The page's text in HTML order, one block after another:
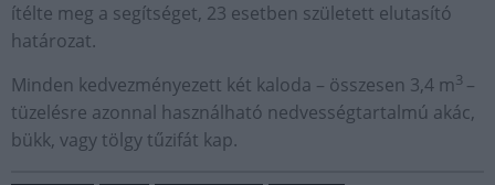
ítélte meg a segítséget, 23 esetben született elutasító
határozat.
Minden kedvezményezett két kaloda – összesen 3,4 m3 –
tüzelésre azonnal használható nedvességtartalmú akác,
bükk, vagy tölgy tűzifát kap.